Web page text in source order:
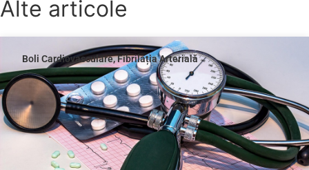
Alte articole
Boli Cardiovasculare,Fibrilația Arterială